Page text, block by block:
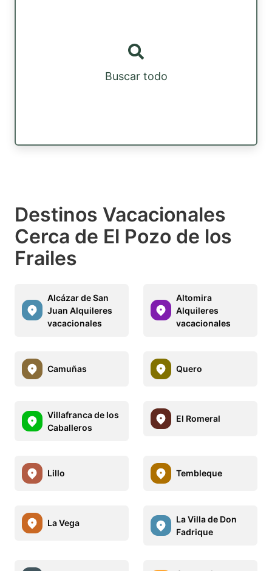
Buscar todo
Destinos Vacacionales
Cerca de El Pozo de los
Frailes
Alcázar de San
Juan Alquileres
vacacionales
Altomira
Alquileres
vacacionales
Camuñas Quero
Villafranca de los
Caballeros
El Romeral
Lillo Tembleque
La Vega
La Villa de Don
Fadrique